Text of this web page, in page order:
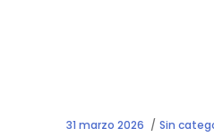
31 marzo 2026 Sin